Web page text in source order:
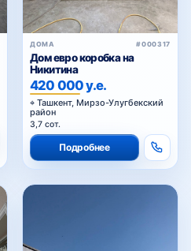
ДОМА #000317
Дом евро коробка на
Никитина
420 000 у.е.
Ташкент, Мирзо-Улугбекский
район
3,7 сот.
Подробнее